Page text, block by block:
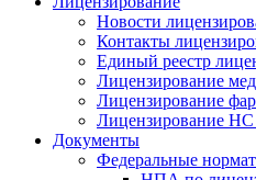
Новости
Контакты
Единый реестр
Лицензирование
Лицензирование
Лицензирование
Документы
Федеральные